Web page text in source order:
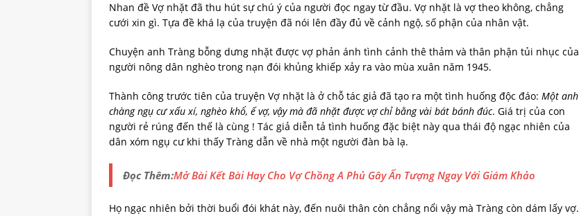
Nhan đề Vợ nhặt đã thu hút sự chú ý của người đọc ngay từ đầu. Vợ nhặt là vợ theo không, chẳng
cưới xin gì. Tựa đề khá lạ của truyện đã nói lên đầy đủ về cảnh ngộ, số phận của nhân vật.
Chuyện anh Tràng bỗng dưng nhặt được vợ phản ánh tình cảnh thê thảm và thân phận tủi nhục của
người nông dân nghèo trong nạn đói khủng khiếp xảy ra vào mùa xuân năm 1945.
Thành công trước tiên của truyện Vợ nhặt là ở chỗ tác giả đã tạo ra một tình huống độc đáo: Một anh
chàng ngụ cư xấu xí, nghèo khổ, ế vợ, vậy mà đã nhặt được vợ chỉ bằng vài bát bánh đúc. Giá trị của con
người rẻ rúng đến thế là cùng ! Tác giả diễn tả tình huống đặc biệt này qua thái độ ngạc nhiên của
dân xóm ngụ cư khi thấy Tràng dẫn về nhà một người đàn bà lạ.
Đọc Thêm:Mở Bài Kết Bài Hay Cho Vợ Chồng A Phủ Gây Ấn Tượng Ngay Với Giám Khảo
Họ ngạc nhiên bởi thời buổi đói khát này, đến nuôi thân còn chẳng nổi vậy mà Tràng còn dám lấy vợ.